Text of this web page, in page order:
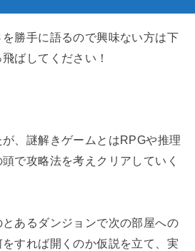
勝手に語るので興味ない方は下
ばしてください！
が、謎解きゲームとはRPGや推理
で攻略法を考えクリアしていく
あるダンジョンで次の部屋への
すれば開くのか仮説を立て、実